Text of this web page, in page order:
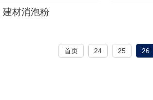
建材消泡粉
首页 24 25 26